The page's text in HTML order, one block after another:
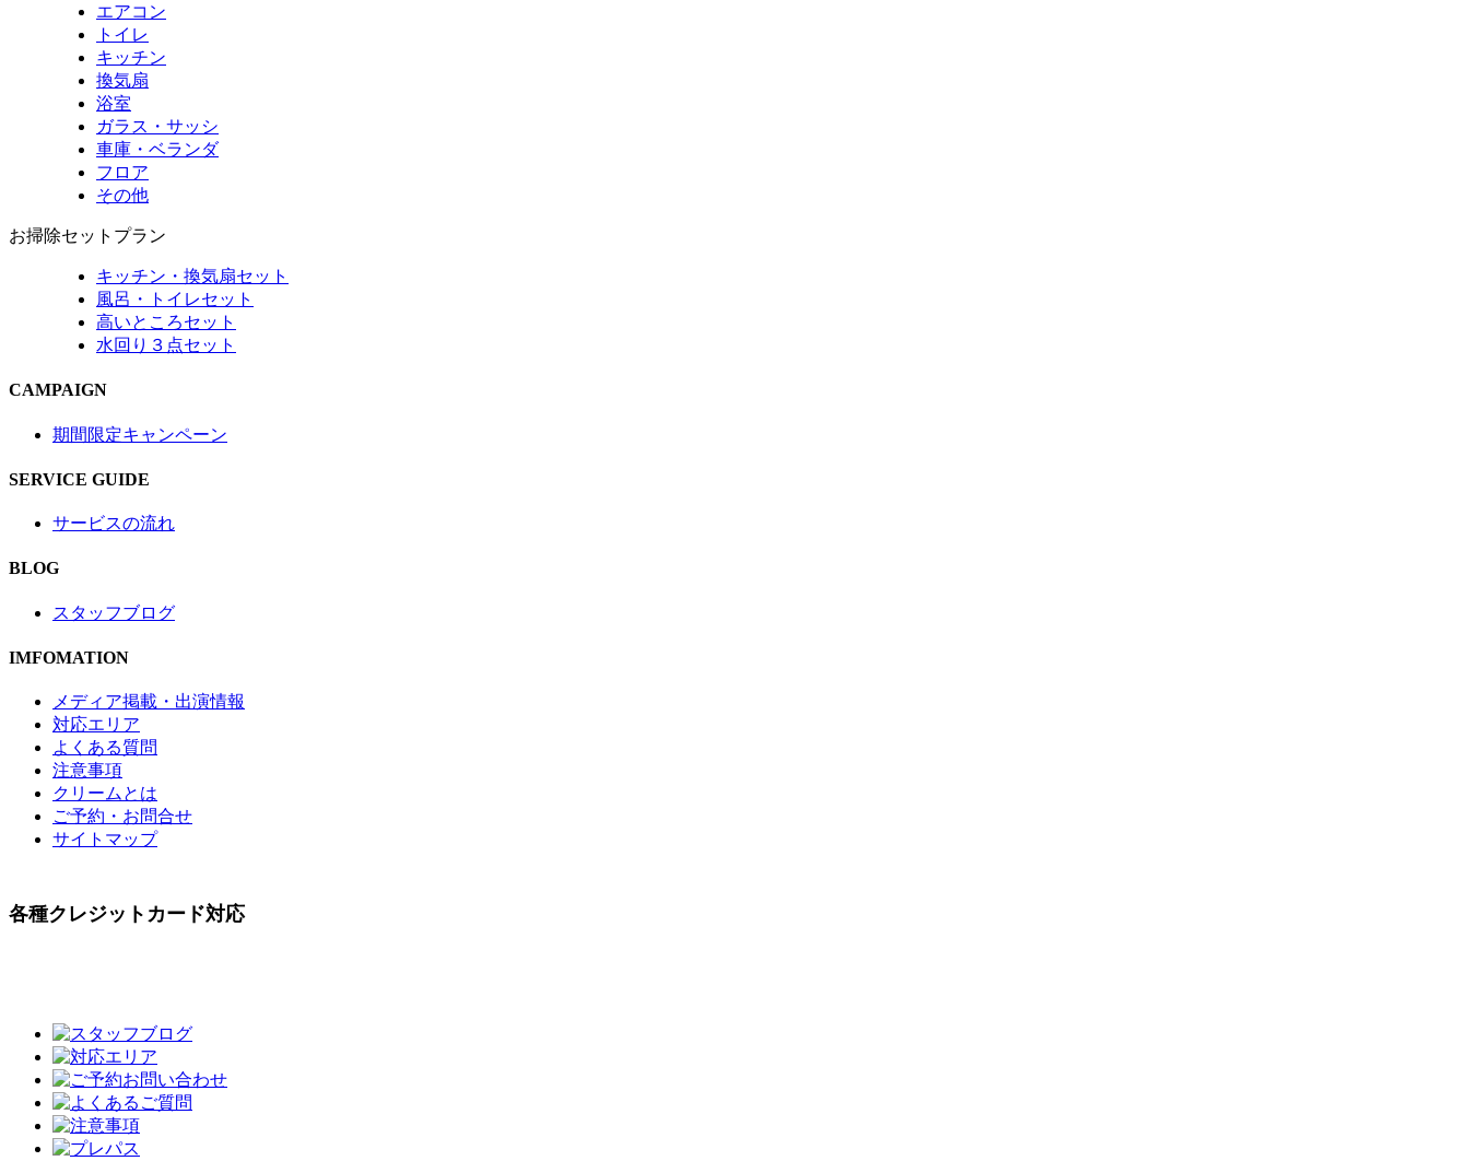
エアコン
トイレ
キッチン
換気扇
浴室
ガラス・サッシ
車庫・ベランダ
フロア
その他
お掃除セットプラン
キッチン・換気扇セット
風呂・トイレセット
高いところセット
水回り３点セット
CAMPAIGN
期間限定キャンペーン
SERVICE GUIDE
サービスの流れ
BLOG
スタッフブログ
IMFOMATION
メディア掲載・出演情報
対応エリア
よくある質問
注意事項
クリームとは
ご予約・お問合せ
サイトマップ
各種クレジットカード対応